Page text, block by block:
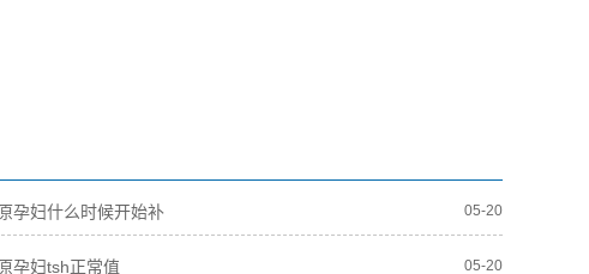
孕妇什么时候开始补 05-20
孕妇tsh正常值 05-20